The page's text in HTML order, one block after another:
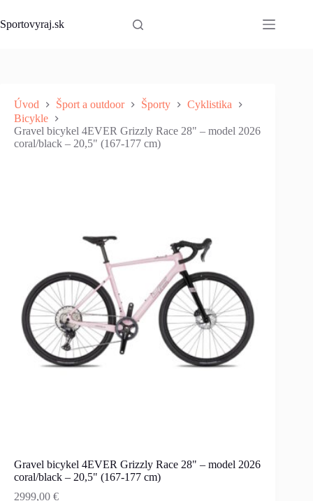
to
content
Sportovyraj.sk
Úvod Šport a outdoor Športy
Cyklistika
Bicykle
Gravel bicykel 4EVER Grizzly Race 28" – model 2026
coral/black – 20,5" (167-177 cm)
Gravel bicykel 4EVER Grizzly Race 28" – model 2026
coral/black – 20,5" (167-177 cm)
2999,00 €